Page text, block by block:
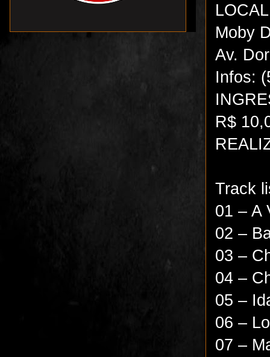
Moby
Av.
Infos:
R$
Track
01 – A
02 –
03 –
04 –
05 –
06 –
07 –